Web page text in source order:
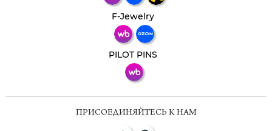
F-Jewelry
PILOT PINS
ПРИСОЕДИНЯЙТЕСЬ К НАМ